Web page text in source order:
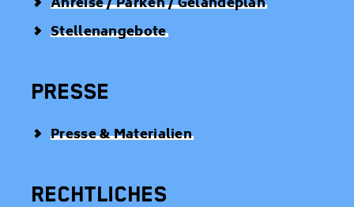
Stellenangebote
PRESSE
Presse & Materialien
RECHTLICHES